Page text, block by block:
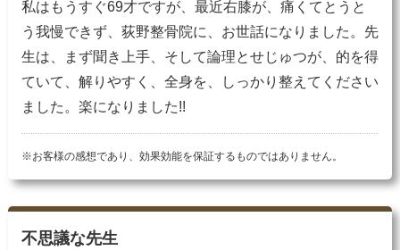
私はもうすぐ69才ですが、最近右膝が、痛くてとうと
う我慢できず、荻野整骨院に、お世話になりました。先
生は、まず聞き上手、そして論理とせじゅつが、的を得
ていて、解りやすく、全身を、しっかり整えてください
ました。楽になりました!!
※お客様の感想であり、効果効能を保証するものではありません。
不思議な先生